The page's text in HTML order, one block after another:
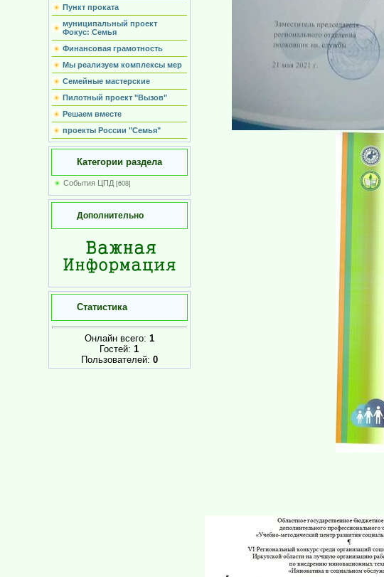
Пункт проката
муниципальный проект
Фокус: Семья
Финансовая грамотность
Мы реализуем комплексы мер
Семейные мастерские
Пилотный проект "Вызов"
Решаем вместе
проекты России "Семья"
Категории раздела
События ЦПД [608]
Дополнительно
Статистика
Онлайн всего: 1
Гостей: 1
Пользователей: 0